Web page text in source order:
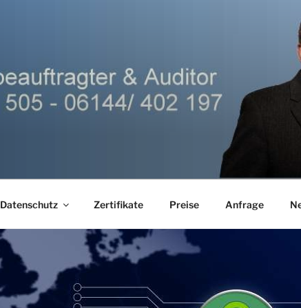
Datenschutz Zertifikate Preise Anfrage